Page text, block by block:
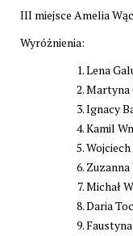
III miejsce Amelia
Wyróżnienia:
Lena
Martyna
Ignacy
Kamil
Zuzanna
Michał
Daria